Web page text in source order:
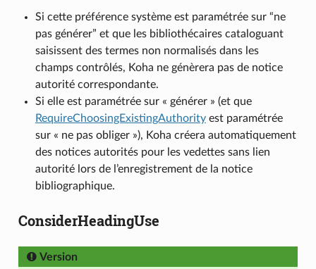
Si cette préférence système est paramétrée sur “ne
pas générer” et que les bibliothécaires cataloguant
saisissent des termes non normalisés dans les
champs contrôlés, Koha ne génèrera pas de notice
autorité correspondante.
Si elle est paramétrée sur « générer » (et que
RequireChoosingExistingAuthorityest paramétrée
sur « ne pas obliger »), Koha créera automatiquement
des notices autorités pour les vedettes sans lien
autorité lors de l’enregistrement de la notice
bibliographique.
ConsiderHeadingUse
Version